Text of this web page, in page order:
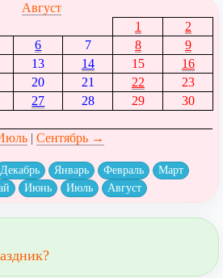
Август
1
2
6 7 8
9
13 14 15
16
20 21 22
23
27 28 29
30
| Сентябрь →
Декабрь Январь Февраль
Март
Июнь Июль Август